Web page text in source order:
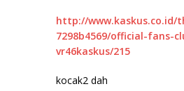
http://www.kaskus.co.id/
7298b4569/official-fans-
vr46kaskus/215
kocak2 dah